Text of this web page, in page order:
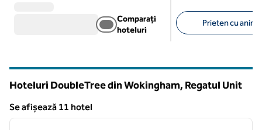
Comparați
hoteluri
Prieten cu
Hoteluri DoubleTree din Wokingham, Regatul Unit
Se afișează 11 hotel
Se afișează 11 hotel
1 din 12